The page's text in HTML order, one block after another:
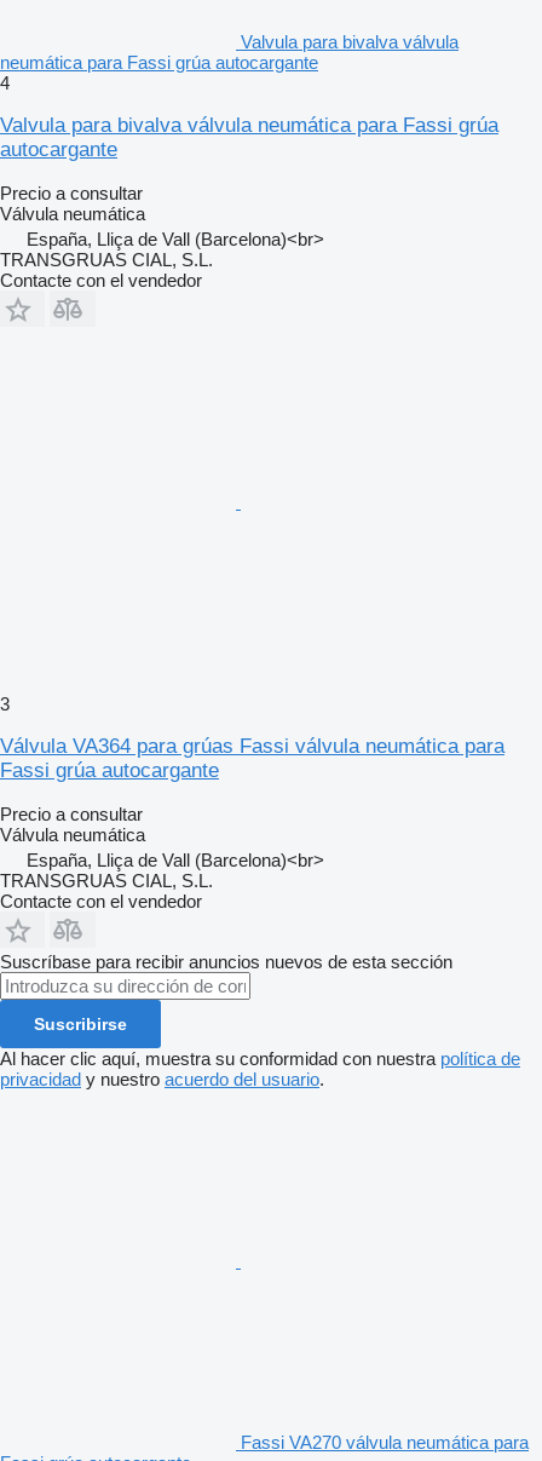
Valvula para bivalva válvula
neumática para Fassi grúa autocargante
4
Valvula para bivalva válvula neumática para Fassi grúa
autocargante
Precio a consultar
Válvula neumática
España, Lliça de Vall (Barcelona)<br>
TRANSGRUAS CIAL, S.L.
Contacte con el vendedor
3
Válvula VA364 para grúas Fassi válvula neumática para
Fassi grúa autocargante
Precio a consultar
Válvula neumática
España, Lliça de Vall (Barcelona)<br>
TRANSGRUAS CIAL, S.L.
Contacte con el vendedor
Suscríbase para recibir anuncios nuevos de esta sección
Suscribirse
Al hacer clic aquí, muestra su conformidad con nuestra política de
privacidad y nuestro acuerdo del usuario.
Fassi VA270 válvula neumática para